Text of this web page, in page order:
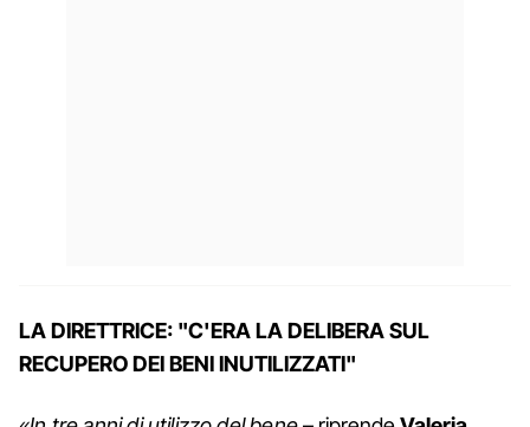
LA DIRETTRICE: "C'ERA LA DELIBERA SUL
RECUPERO DEI BENI INUTILIZZATI"